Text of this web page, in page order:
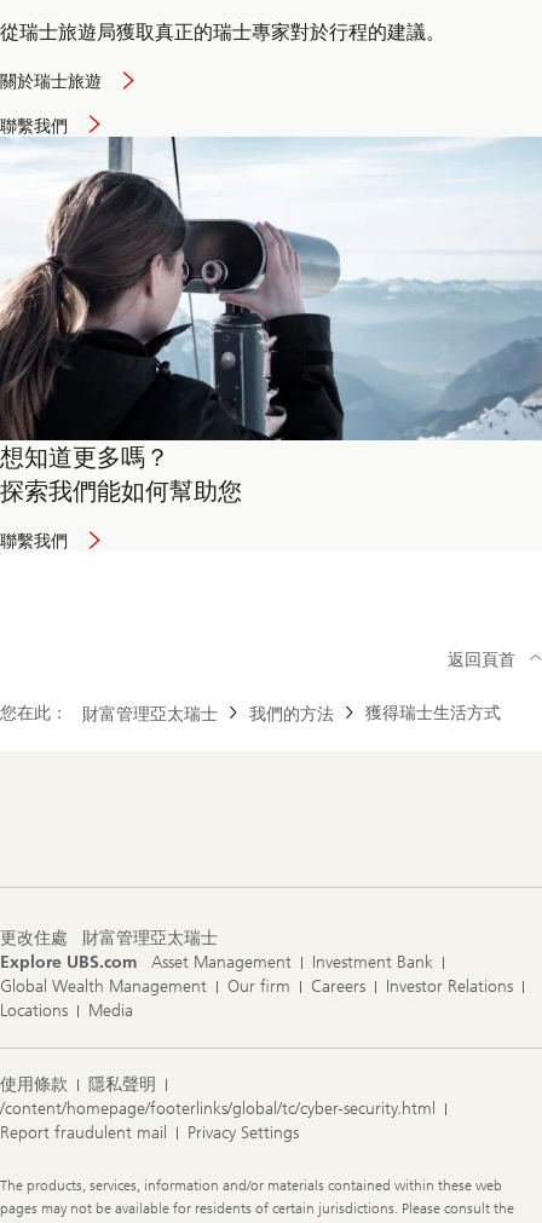
從瑞士旅遊局獲取真正的瑞士專家對於行程的建議。
關於瑞士旅遊
聯繫我們
想知道更多嗎？
探索我們能如何幫助您
聯繫我們
您在此： 財富管理亞太瑞士 我們的方法 獲得瑞士生活方式
返回頁首
更改住處
財富管理亞太瑞士
Explore UBS.com
Asset Management
Investment Bank
Global Wealth Management
Our firm Careers
Investor Relations
Locations
Media
使用條款
隱私聲明
/content/homepage/footerlinks/global/tc/cyber-security.html
Report fraudulent mail
Privacy Settings
Legal
Information
The products, services, information and/or materials contained within these web
pages may not be available for residents of certain jurisdictions. Please consult the